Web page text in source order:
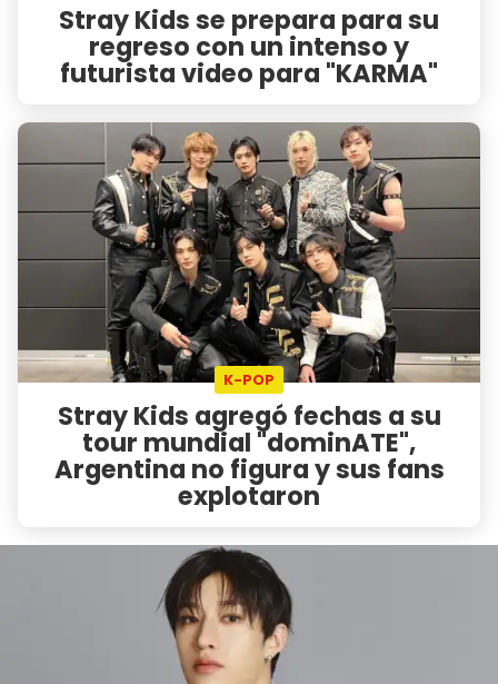
Stray Kids se prepara para su
regreso con un intenso y
futurista video para "KARMA"
K-POP
Stray Kids agregó fechas a su
tour mundial "dominATE",
Argentina no figura y sus fans
explotaron